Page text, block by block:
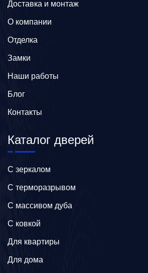
Доставка и монтаж
О компании
Отделка
Замки
Наши работы
Блог
Контакты
Каталог дверей
C зеркалом
C терморазрывом
C массивом дуба
C ковкой
Для квартиры
Для дома